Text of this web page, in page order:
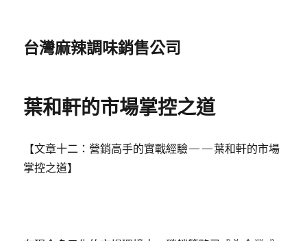
台灣麻辣調味銷售公司
葉和軒的市場掌控之道
【文章十二：營銷高手的實戰經驗——葉和軒的市場
掌控之道】